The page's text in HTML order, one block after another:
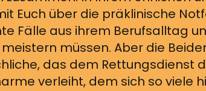
Euch über die präklinische
Fälle aus ihrem Berufsalltag
müssen. Aber die
das dem Rettungsdienst
verleiht, dem sich so viele